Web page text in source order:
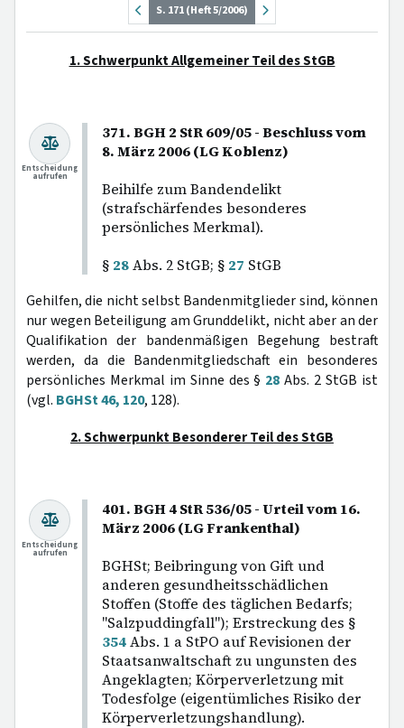
S. 171 (Heft 5/2006)
1. Schwerpunkt Allgemeiner Teil des StGB
371. BGH 2 StR 609/05 - Beschluss vom
8. März 2006 (LG Koblenz)
Beihilfe zum Bandendelikt
(strafschärfendes besonderes
persönliches Merkmal).
§ 28Abs. 2 StGB; § 27 StGB
Entscheidung
aufrufen
Gehilfen, die nicht selbst Bandenmitglieder sind, können
nur wegen Beteiligung am Grunddelikt, nicht aber an der
Qualifikation der bandenmäßigen Begehung bestraft
werden, da die Bandenmitgliedschaft ein besonderes
persönliches Merkmal im Sinne des § 28 Abs. 2 StGB ist
(vgl. BGHSt 46, 120, 128).
2. Schwerpunkt Besonderer Teil des StGB
401. BGH 4 StR 536/05 - Urteil vom 16.
März 2006 (LG Frankenthal)
BGHSt; Beibringung von Gift und
anderen gesundheitsschädlichen
Stoffen (Stoffe des täglichen Bedarfs;
"Salzpuddingfall"); Erstreckung des §
354Abs. 1 a StPO auf Revisionen der
Staatsanwaltschaft zu ungunsten des
Angeklagten; Körperverletzung mit
Todesfolge (eigentümliches Risiko der
Körperverletzungshandlung).
Entscheidung
aufrufen